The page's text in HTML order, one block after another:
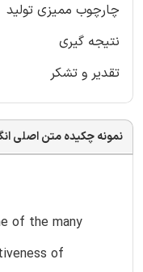
چارچوب ممیزی تولید
نتیجه گیری
تقدیر و تشکر
نمونه چکیده متن اصلی
of the many
of